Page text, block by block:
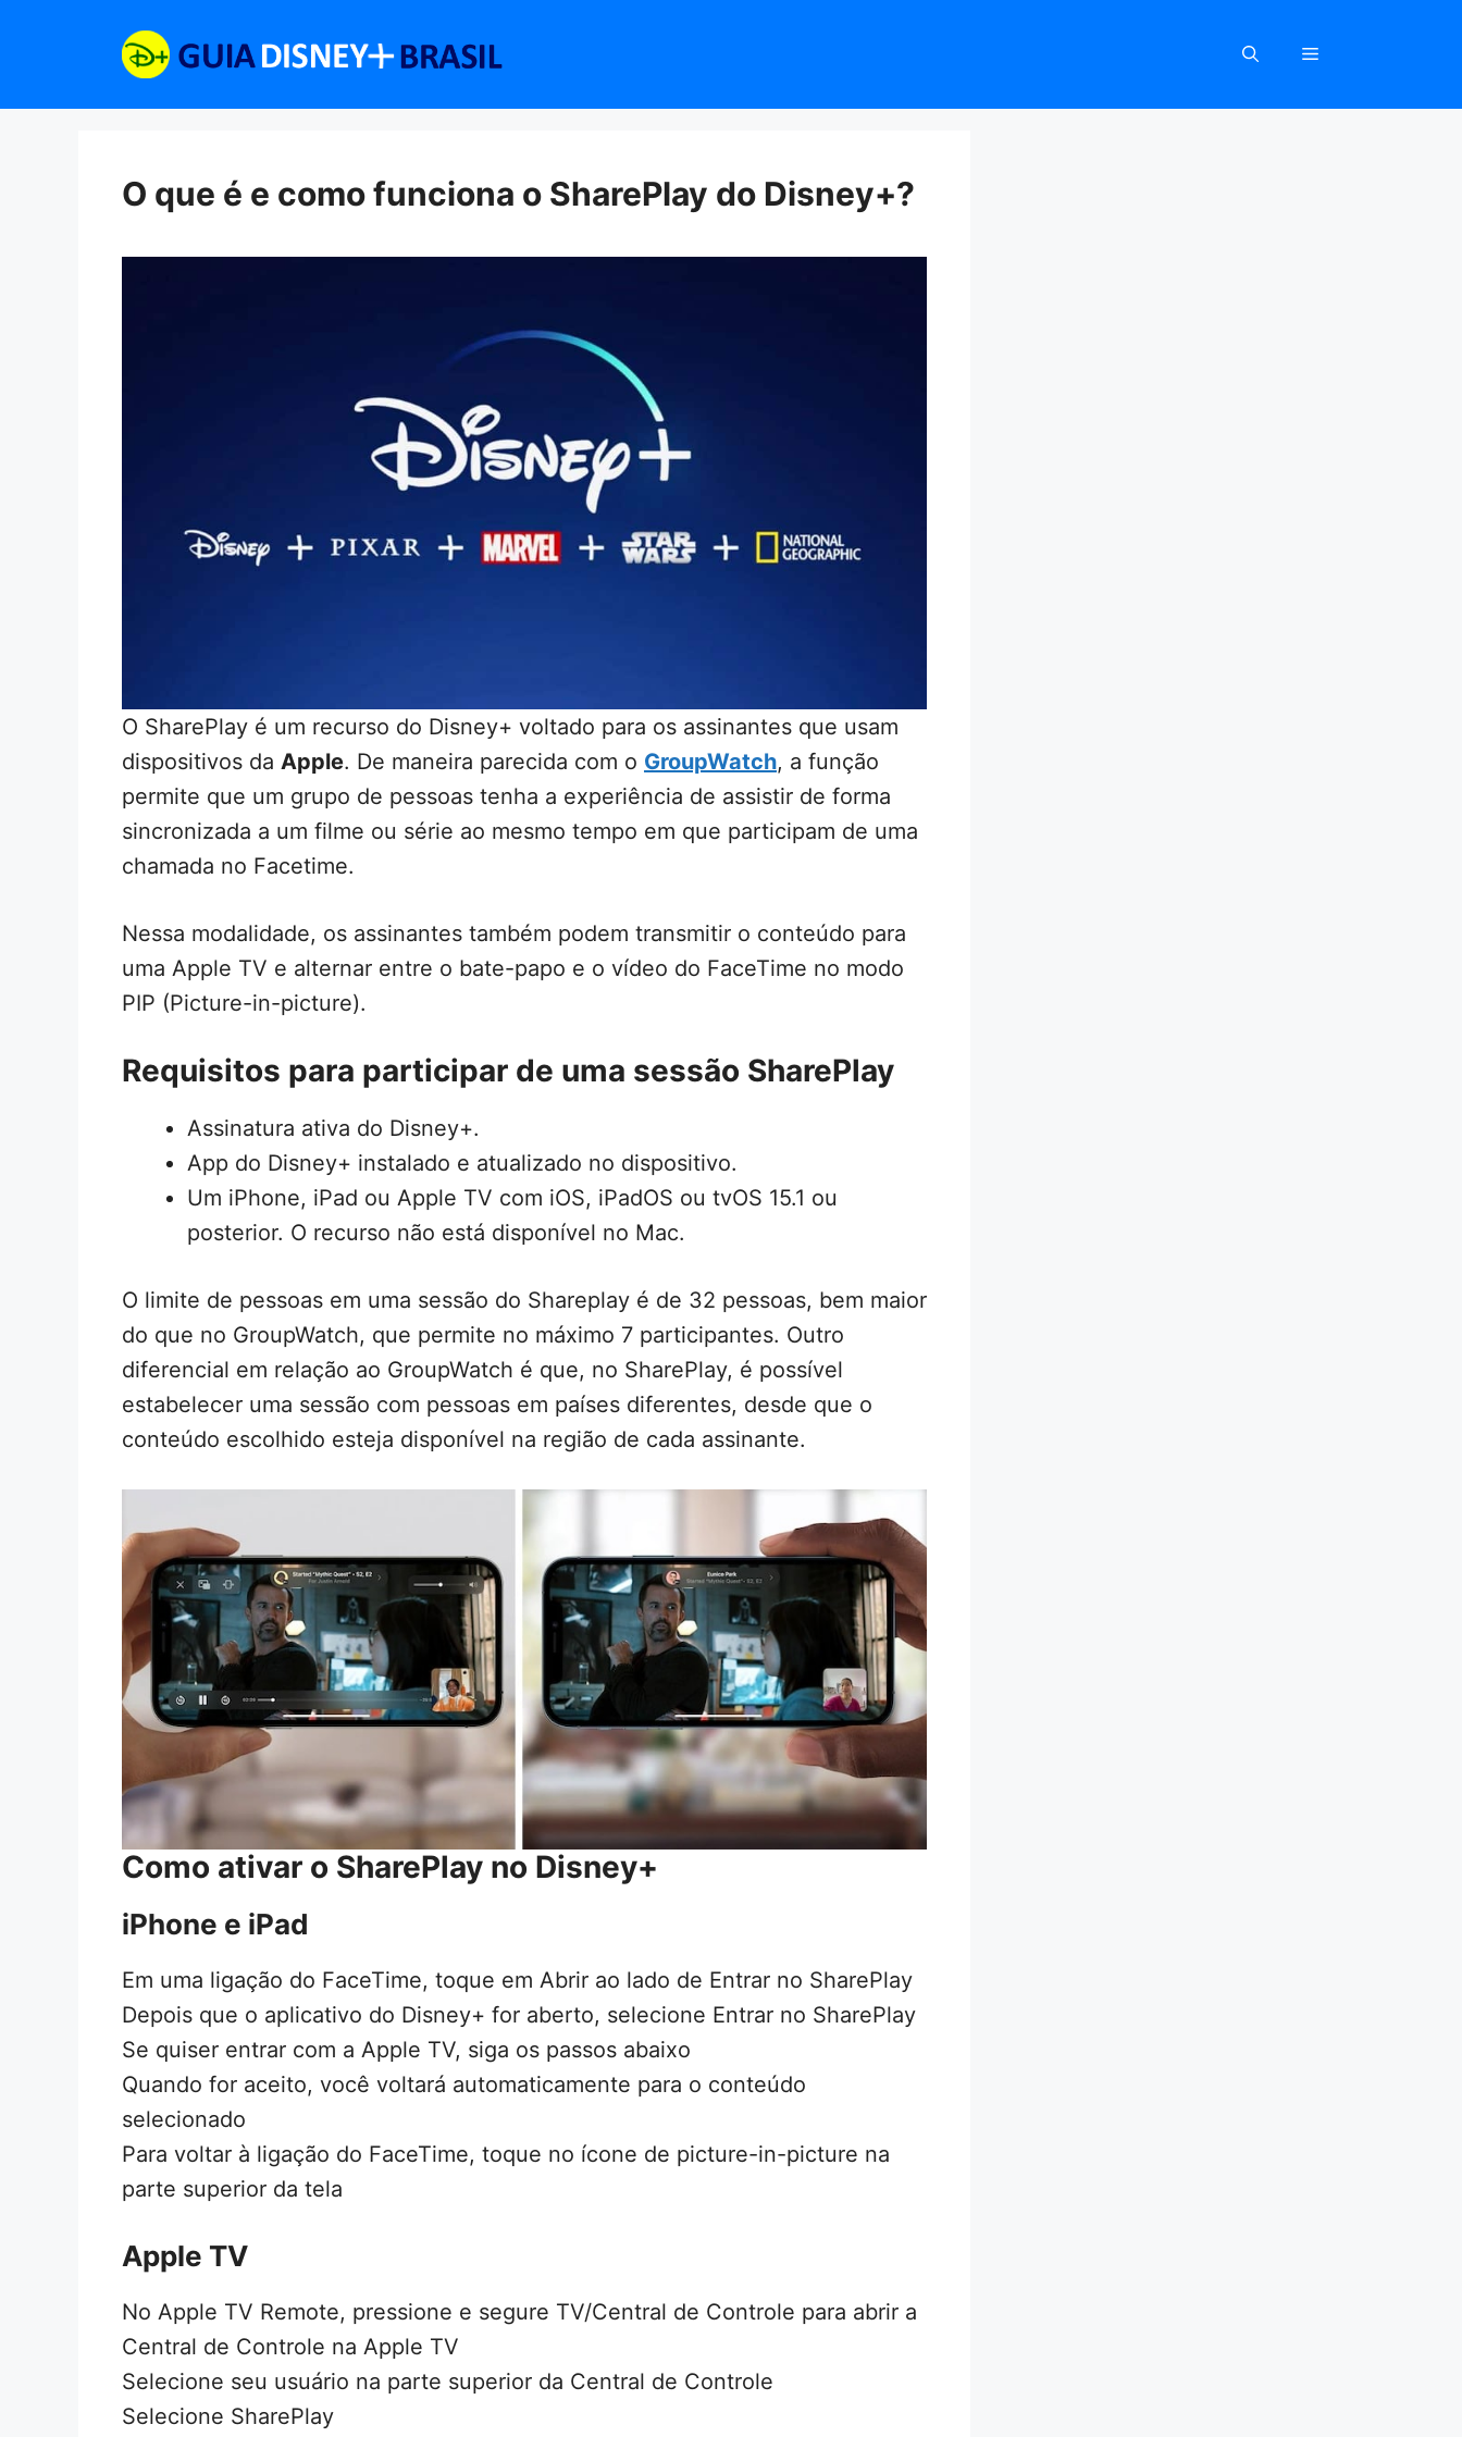
O que é e como funciona o SharePlay do Disney+?
O SharePlay é um recurso do Disney+ voltado para os assinantes que usam
dispositivos da Apple. De maneira parecida com o GroupWatch, a função
permite que um grupo de pessoas tenha a experiência de assistir de forma
sincronizada a um filme ou série ao mesmo tempo em que participam de uma
chamada no Facetime.
Nessa modalidade, os assinantes também podem transmitir o conteúdo para
uma Apple TV e alternar entre o bate-papo e o vídeo do FaceTime no modo
PIP (Picture-in-picture).
Requisitos para participar de uma sessão SharePlay
Assinatura ativa do Disney+.
App do Disney+ instalado e atualizado no dispositivo.
Um iPhone, iPad ou Apple TV com iOS, iPadOS ou tvOS 15.1 ou
posterior. O recurso não está disponível no Mac.
O limite de pessoas em uma sessão do Shareplay é de 32 pessoas, bem maior
do que no GroupWatch, que permite no máximo 7 participantes. Outro
diferencial em relação ao GroupWatch é que, no SharePlay, é possível
estabelecer uma sessão com pessoas em países diferentes, desde que o
conteúdo escolhido esteja disponível na região de cada assinante.
Como ativar o SharePlay no Disney+
iPhone e iPad
Em uma ligação do FaceTime, toque em Abrir ao lado de Entrar no SharePlay
Depois que o aplicativo do Disney+ for aberto, selecione Entrar no SharePlay
Se quiser entrar com a Apple TV, siga os passos abaixo
Quando for aceito, você voltará automaticamente para o conteúdo
selecionado
Para voltar à ligação do FaceTime, toque no ícone de picture-in-picture na
parte superior da tela
Apple TV
No Apple TV Remote, pressione e segure TV/Central de Controle para abrir a
Central de Controle na Apple TV
Selecione seu usuário na parte superior da Central de Controle
Selecione SharePlay